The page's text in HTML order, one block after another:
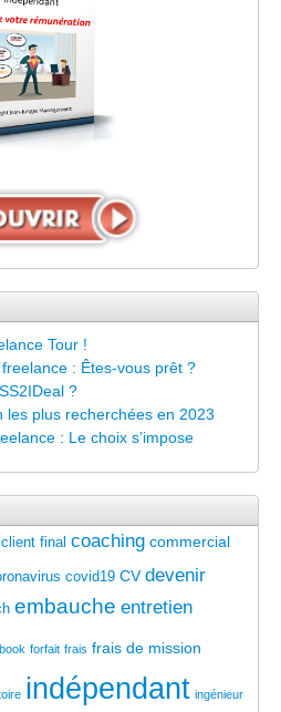
Tour !
: Êtes-vous prêt ?
?
les plus recherchées en 2023
: Le choix s’impose
client final coaching commercial
covid19 CV devenir
embauche entretien
forfait frais frais de mission
indépendant ingénieur